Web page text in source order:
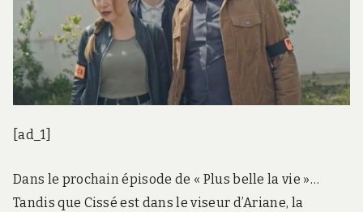
[ad_1]
Dans le prochain épisode de « Plus belle la vie »…
Tandis que Cissé est dans le viseur d’Ariane, la